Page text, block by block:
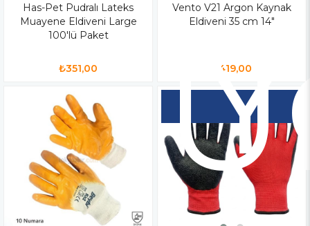
Has-Pet Pudralı Lateks
Muayene Eldiveni Large
100'lü Paket
₺351,00
Vento V21 Argon Kaynak
Eldiveni 35 cm 14"
₺419,00